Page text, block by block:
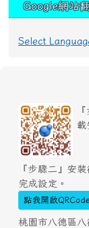
Google網站
Select
載
『步驟二』安
完成設定。
點我開啟QRCode
桃園市八德區八